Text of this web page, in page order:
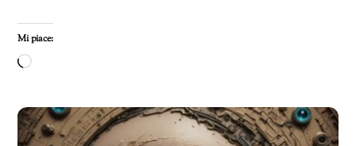
Mi piace:
Caricamento
corso…